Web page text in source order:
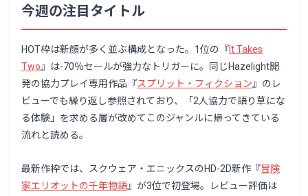
今週の注目タイトル
HOT枠は新顔が多く並ぶ構成となった。1位の『It Takes
Two 』は-70％セールが強力なトリガーに。同じHazelight開
発の協力プレイ専用作品『スプリット・フィクション 』のレ
ビューでも繰り返し参照されており、「2人協力で語り草にな
る体験」を求める層が改めてこのジャンルに帰ってきている
流れと読める。
最新作枠では、スクウェア・エニックスのHD-2D新作『冒険
家エリオットの千年物語』が3位で初登場。レビュー評価は